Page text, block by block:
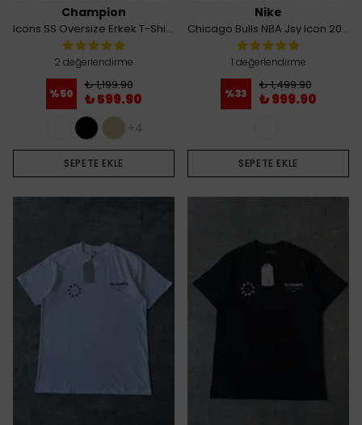
Champion
Icons SS Oversize Erkek T-Shirt - Antrasit
2 değerlendirme
%50
₺ 1,199.90
₺ 599.90
+4
SEPETE EKLE
Nike
Chicago Bulls NBA Jsy Icon 20 Erkek Basketbol Atlet - Beyaz
1 değerlendirme
%33
₺ 1,499.90
₺ 999.90
SEPETE EKLE